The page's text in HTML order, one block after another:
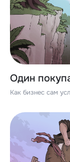
Один
Как бизнес сам